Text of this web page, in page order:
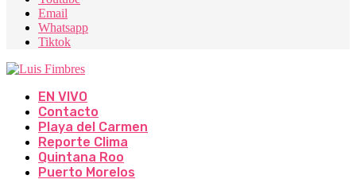
Email
Whatsapp
Tiktok
EN VIVO
Contacto
Playa del Carmen
Reporte Clima
Quintana Roo
Puerto Morelos